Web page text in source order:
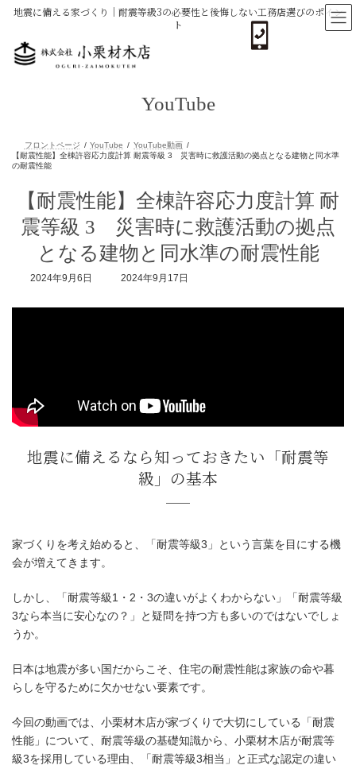
地震に備える家づくり｜耐震等級3の必要性と後悔しない工務店選びのポイン
ト
YouTube
【耐震性能】全棟許容応力度計算 耐震等級 3 災害時に救護活動の拠点と
の耐震性能
【耐震性能】全棟許容応力度計算 耐
震等級 3 災害時に救護活動の拠点
となる建物と同水準の耐震性能
2024年9月6日
最
2024年9月17日
地震に備えるなら知っておきたい
級」の基本
家づくりを考え始めると、「耐震等級3」という言葉を目にする機
会が増えてきます。
しかし、「耐震等級1・2・3の違いがよくわからない」「耐震等級
3なら本当に安心なの？」と疑問を持つ方も多いのではないでしょ
うか。
日本は地震が多い国だからこそ、住宅の耐震性能は家族の命や暮
らしを守るために欠かせない要素です。
今回の動画では、小栗材木店が家づくりで大切にしている「耐震
性能」について、耐震等級の基礎知識から、小栗材木店が耐震等
級3を採用している理由、「耐震等級3相当」と正式な認定の違い